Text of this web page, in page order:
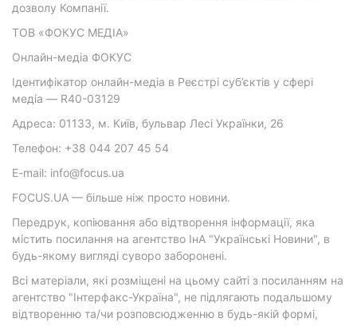
дозволу Компанії.
ТОВ «ФОКУС МЕДІА»
Онлайн-медіа ФОКУС
Ідентифікатор онлайн-медіа в Реєстрі суб’єктів у сфері
медіа — R40-03129
Адреса: 01133, м. Київ, бульвар Лесі Українки, 26
Телефон: +38 044 207 45 54
E-mail: info@focus.ua
FOCUS.UA — більше ніж просто новини.
Передрук, копіювання або відтворення інформації, яка
містить посилання на агентство ІнА "Українські Новини", в
будь-якому вигляді суворо заборонені.
Всі матеріали, які розміщені на цьому сайті з посиланням на
агентство "Інтерфакс-Україна", не підлягають подальшому
відтворенню та/чи розповсюдженню в будь-якій формі,